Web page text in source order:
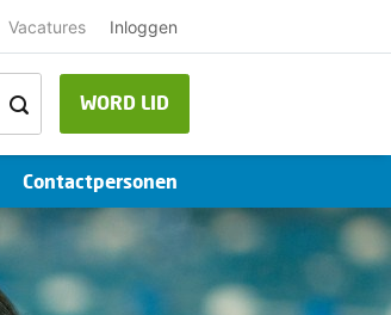
Vacatures Inloggen
WORD LID
Contactpersonen